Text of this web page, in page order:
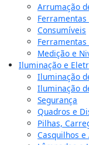
Arrumação
Ferramentas
Consumíveis
Medição e
Iluminação e
Iluminação
Iluminação
Segurança
Quadros e
Pilhas,
Casquilhos